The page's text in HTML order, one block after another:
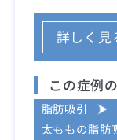
詳しく見
この症例
脂肪吸引
太ももの脂肪